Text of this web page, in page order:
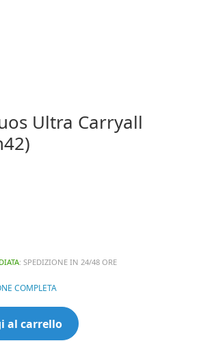
Ultra Carryall
: SPEDIZIONE IN 24/48 ORE
COMPLETA
al carrello